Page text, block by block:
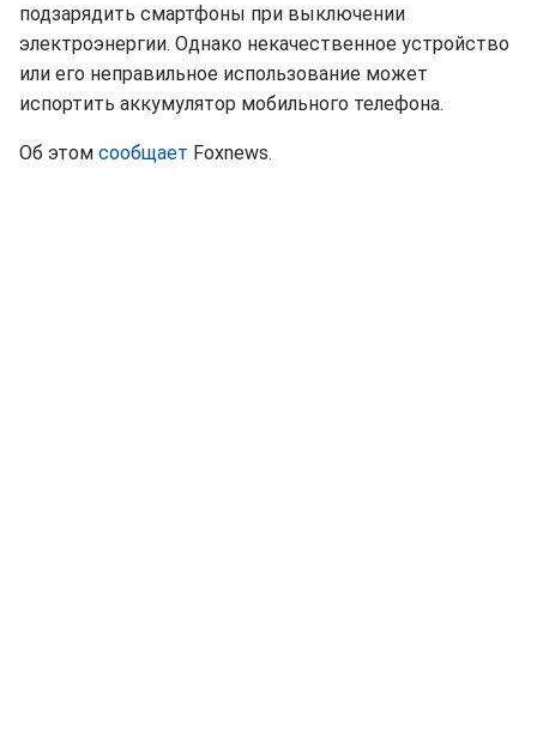
подзарядить смартфоны при выключении
электроэнергии. Однако некачественное устройство
или его неправильное использование может
испортить аккумулятор мобильного телефона.
Об этом сообщает Foxnews.